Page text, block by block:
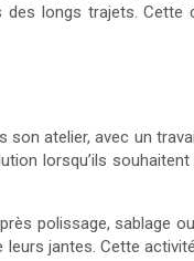
longs trajets. Cette
son atelier, avec un
lorsqu’ils
polissage, sablage
jantes. Cette